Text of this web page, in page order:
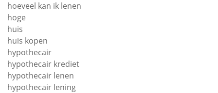
hoeveel kan ik lenen
hoge
huis
huis kopen
hypothecair
hypothecair krediet
hypothecair lenen
hypothecair lening